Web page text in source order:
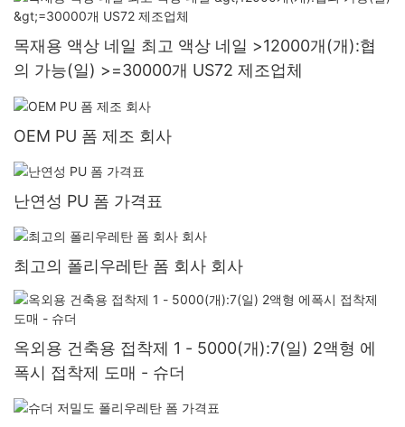
목재용 액상 네일 최고 액상 네일 >12000개(개):협
의 가능(일) >=30000개 US72 제조업체
OEM PU 폼 제조 회사
난연성 PU 폼 가격표
최고의 폴리우레탄 폼 회사 회사
옥외용 건축용 접착제 1 - 5000(개):7(일) 2액형 에
폭시 접착제 도매 - 슈더